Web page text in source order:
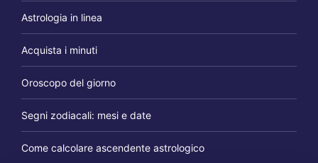
Astrologia in linea
Acquista i minuti
Oroscopo del giorno
Segni zodiacali: mesi e date
Come calcolare ascendente astrologico